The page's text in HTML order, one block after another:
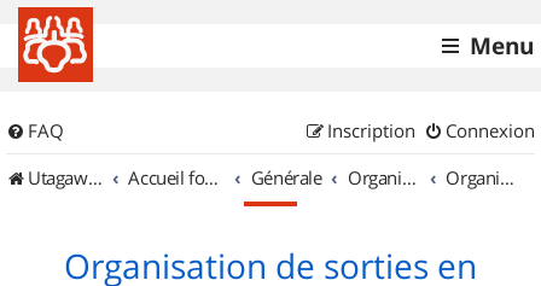
Menu
FAQ Connexion
Inscription
UtagawaVTT (Randos VTT et VTTAE avec traces GPS)
Accueil forum Générale Organisation de sorties & Recherche de partenaires Organisation de sorties en région Nord Pas de Calais
Organisation de sorties en